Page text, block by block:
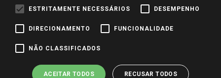
Trabalhe Conosco
ESTRITAMENTE NECESSÁRIOS DESEMPENHO
DIRECIONAMENTO FUNCIONALIDADE
NÃO CLASSIFICADOS
ACEITAR TODOS RECUSAR TODOS